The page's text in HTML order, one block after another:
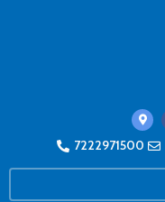
7222971500